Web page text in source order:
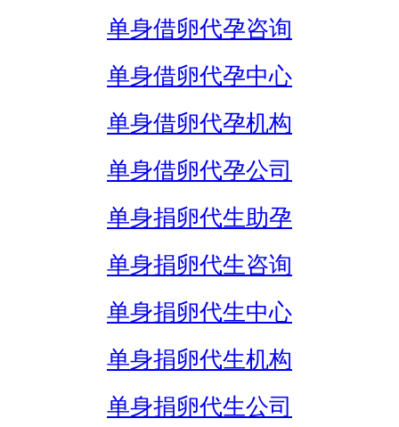
单身借卵代孕咨询
单身借卵代孕中心
单身借卵代孕机构
单身借卵代孕公司
单身捐卵代生助孕
单身捐卵代生咨询
单身捐卵代生中心
单身捐卵代生机构
单身捐卵代生公司